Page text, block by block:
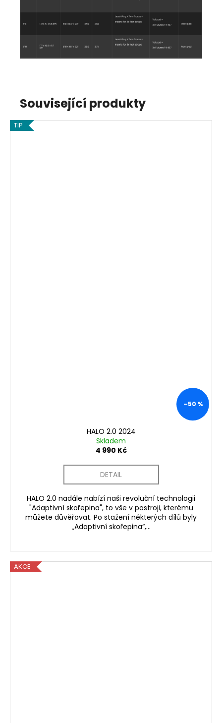
Související produkty
TIP
–50 %
HALO 2.0 2024
Skladem
4 990 Kč
DETAIL
HALO 2.0 nadále nabízí naši revoluční technologii
"Adaptivní skořepina", to vše v postroji, kterému
můžete důvěřovat. Po stažení některých dílů byly
„Adaptivní skořepina“,...
AKCE